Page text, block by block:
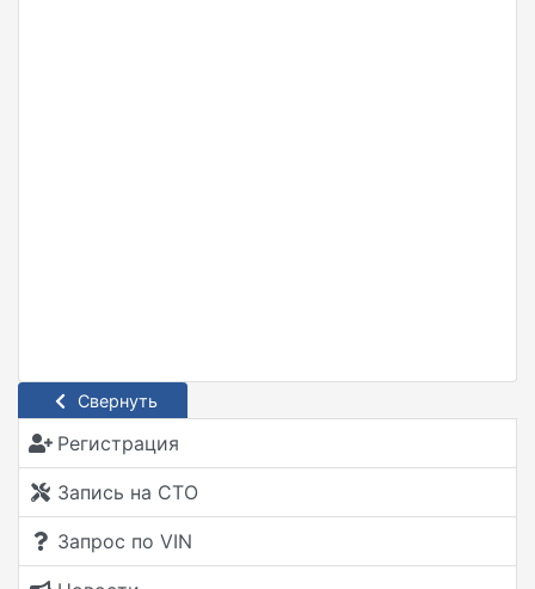
Свернуть
Регистрация
Запись на СТО
Запрос по VIN